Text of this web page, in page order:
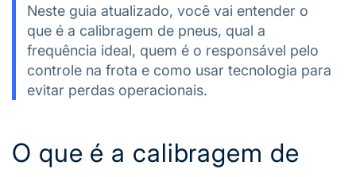
Neste guia atualizado, você vai entender o
que é a calibragem de pneus, qual a
frequência ideal, quem é o responsável pelo
controle na frota e como usar tecnologia para
evitar perdas operacionais.
O que é a calibragem de